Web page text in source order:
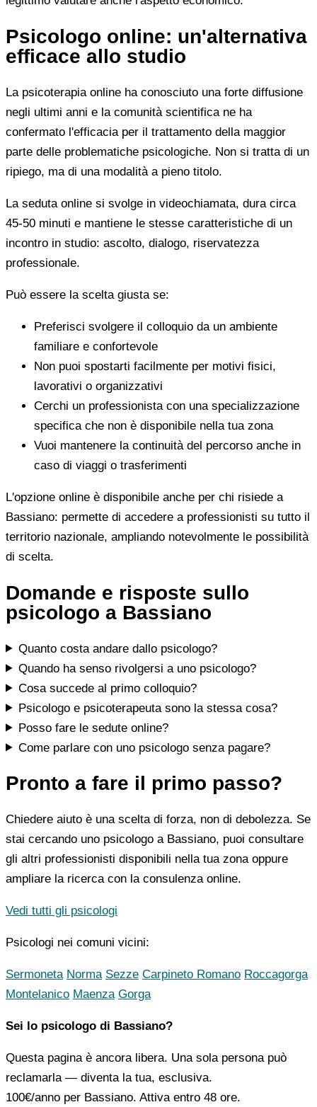
Psicologo online: un'alternativa
efficace allo studio
La psicoterapia online ha conosciuto una forte diffusione
negli ultimi anni e la comunità scientifica ne ha
confermato l'efficacia per il trattamento della maggior
parte delle problematiche psicologiche. Non si tratta di un
ripiego, ma di una modalità a pieno titolo.
La seduta online si svolge in videochiamata, dura circa
45-50 minuti e mantiene le stesse caratteristiche di un
incontro in studio: ascolto, dialogo, riservatezza
professionale.
Può essere la scelta giusta se:
Preferisci svolgere il colloquio da un ambiente
familiare e confortevole
Non puoi spostarti facilmente per motivi fisici,
lavorativi o organizzativi
Cerchi un professionista con una specializzazione
specifica che non è disponibile nella tua zona
Vuoi mantenere la continuità del percorso anche in
caso di viaggi o trasferimenti
L'opzione online è disponibile anche per chi risiede a
Bassiano: permette di accedere a professionisti su tutto il
territorio nazionale, ampliando notevolmente le possibilità
di scelta.
Domande e risposte sullo
psicologo a Bassiano
Quanto costa andare dallo psicologo?
Quando ha senso rivolgersi a uno psicologo?
Cosa succede al primo colloquio?
Psicologo e psicoterapeuta sono la stessa cosa?
Posso fare le sedute online?
Come parlare con uno psicologo senza pagare?
Pronto a fare il primo passo?
Chiedere aiuto è una scelta di forza, non di debolezza. Se
stai cercando uno psicologo a Bassiano, puoi consultare
gli altri professionisti disponibili nella tua zona oppure
ampliare la ricerca con la consulenza online.
Vedi tutti gli psicologi
Psicologi nei comuni vicini:
Sermoneta Norma Sezze Carpineto Romano Roccagorga
Montelanico Maenza Gorga
Sei lo psicologo di Bassiano?
Questa pagina è ancora libera. Una sola persona può
reclamarla — diventa la tua, esclusiva.
100€/anno per Bassiano. Attiva entro 48 ore.